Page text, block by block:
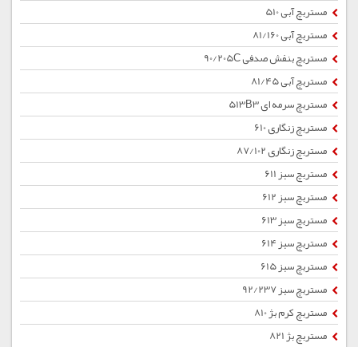
مستربچ آبی 510
مستربچ آبی 81/160
مستربچ بنفش صدفی 90/205C
مستربچ آبی 81/45
مستربچ سرمه ای 513B3
مستربچ زنگاری 610
مستربچ زنگاری 87/102
مستربچ سبز 611
مستربچ سبز 612
مستربچ سبز 613
مستربچ سبز 614
مستربچ سبز 615
مستربچ سبز 92/237
مستربچ کرم بژ 810
مستربچ بژ 821